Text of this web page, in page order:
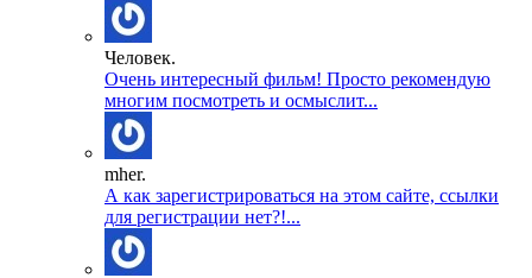
Человек.
Очень интересный фильм! Просто рекомендую
многим посмотреть и осмыслит...
mher.
А как зарегистрироваться на этом сайте, ссылки
для регистрации нет?!...